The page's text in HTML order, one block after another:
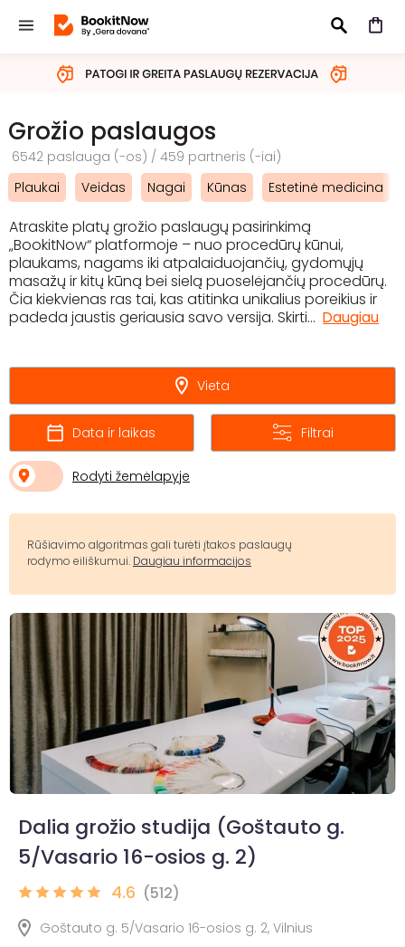
IEŠKOTI
Grožio paslaugos
6542 paslauga (-os) / 459 partneris (-iai)
Plaukai
Veidas Nagai Kūnas Estetinė medicina
Atraskite platų grožio paslaugų pasirinkimą
„BookitNow“ platformoje – nuo procedūrų kūnui,
plaukams, nagams iki atpalaiduojančių, gydomųjų
masažų ir kitų kūną bei sielą puoselėjančių procedūrų.
Čia kiekvienas ras tai, kas atitinka unikalius poreikius ir
padeda jaustis geriausia savo versija. Skirti... Daugiau
Vieta
Data ir laikas Filtrai
Rodyti žemėlapyje
Rūšiavimo algoritmas gali turėti įtakos paslaugų
rodymo eiliškumui. Daugiau informacijos
Dalia grožio studija (Goštauto g.
5/Vasario 16-osios g. 2)
4.6 (512)
Goštauto g. 5/Vasario 16-osios g. 2, Vilnius